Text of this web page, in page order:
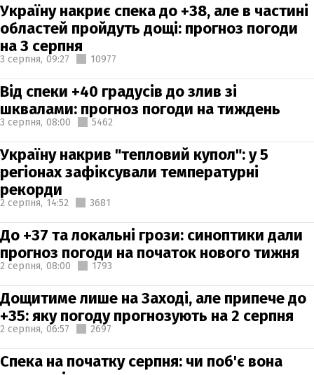
Україну накриє спека до +38, але в частині
областей пройдуть дощі: прогноз погоди
на 3 серпня
3 серпня, 09:27 10977
Від спеки +40 градусів до злив зі
шквалами: прогноз погоди на тиждень
3 серпня, 08:00 5462
Україну накрив "тепловий купол": у 5
регіонах зафіксували температурні
рекорди
2 серпня, 14:52 3681
До +37 та локальні грози: синоптики дали
прогноз погоди на початок нового тижня
2 серпня, 08:00 1793
Дощитиме лише на Заході, але припече до
+35: яку погоду прогнозують на 2 серпня
2 серпня, 06:57 2697
Спека на початку серпня: чи поб'є вона